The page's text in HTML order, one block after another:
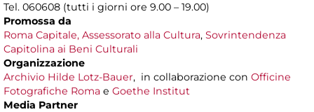
Tel. 060608 (tutti i giorni ore 9.00 – 19.00)
Promossa da
Roma Capitale, Assessorato alla Cultura, Sovrintendenza
Capitolina ai Beni Culturali
Organizzazione
Archivio Hilde Lotz-Bauer, in collaborazione con Officine
Fotografiche Roma e Goethe Institut
Media Partner